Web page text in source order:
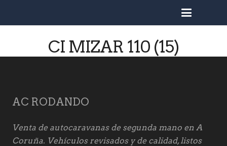
CI MIZAR 110 (15)
AC RODANDO
Venta de autocaravanas de segunda mano en A
Coruña. Vehículos revisados y de calidad, listos